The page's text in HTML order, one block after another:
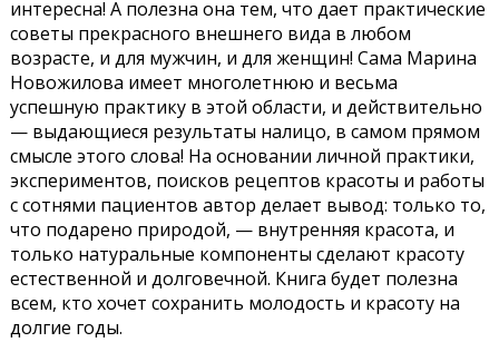
интересна! А полезна она тем, что дает практические
советы прекрасного внешнего вида в любом
возрасте, и для мужчин, и для женщин! Сама Марина
Новожилова имеет многолетнюю и весьма
успешную практику в этой области, и действительно
— выдающиеся результаты налицо, в самом прямом
смысле этого слова! На основании личной практики,
экспериментов, поисков рецептов красоты и работы
с сотнями пациентов автор делает вывод: только то,
что подарено природой, — внутренняя красота, и
только натуральные компоненты сделают красоту
естественной и долговечной. Книга будет полезна
всем, кто хочет сохранить молодость и красоту на
долгие годы.